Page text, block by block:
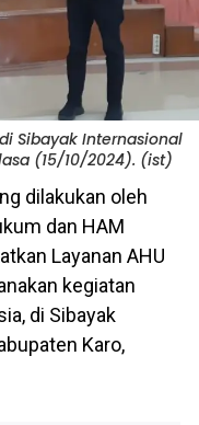
Sibayak Internasional
(15/10/2024). (ist)
dilakukan oleh
dan HAM
Layanan AHU
kegiatan
di Sibayak
Karo,